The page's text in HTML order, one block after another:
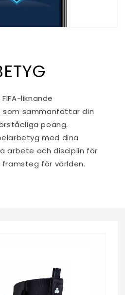
liknande
sammanfattar din
poäng.
med dina
arbete och disciplin för
för världen.